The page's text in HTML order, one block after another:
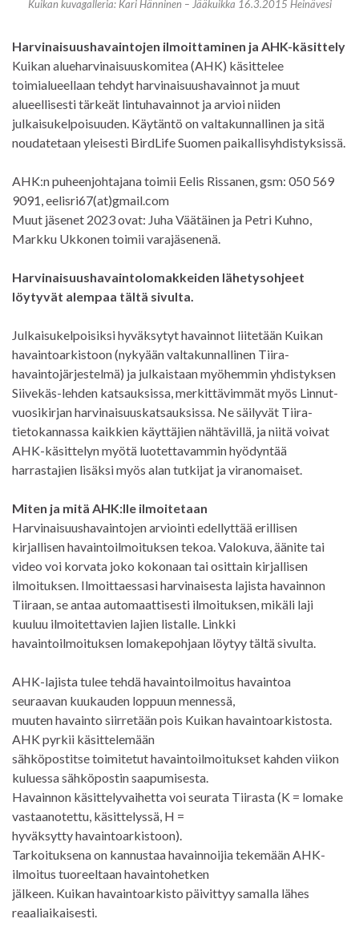
Kuikan kuvagalleria: Kari Hänninen – Jääkuikka 16.3.2015 Heinävesi
Harvinaisuushavaintojen ilmoittaminen ja AHK-käsittely
Kuikan alueharvinaisuuskomitea (AHK) käsittelee
toimialueellaan tehdyt harvinaisuushavainnot ja muut
alueellisesti tärkeät lintuhavainnot ja arvioi niiden
julkaisukelpoisuuden. Käytäntö on valtakunnallinen ja sitä
noudatetaan yleisesti BirdLife Suomen paikallisyhdistyksissä.
AHK:n puheenjohtajana toimii Eelis Rissanen, gsm: 050 569
9091, eelisri67(at)gmail.com
Muut jäsenet 2023 ovat: Juha Väätäinen ja Petri Kuhno,
Markku Ukkonen toimii varajäsenenä.
Harvinaisuushavaintolomakkeiden lähetysohjeet
löytyvät alempaa tältä sivulta.
Julkaisukelpoisiksi hyväksytyt havainnot liitetään Kuikan
havaintoarkistoon (nykyään valtakunnallinen Tiira-
havaintojärjestelmä) ja julkaistaan myöhemmin yhdistyksen
Siivekäs-lehden katsauksissa, merkittävimmät myös Linnut-
vuosikirjan harvinaisuuskatsauksissa. Ne säilyvät Tiira-
tietokannassa kaikkien käyttäjien nähtävillä, ja niitä voivat
AHK-käsittelyn myötä luotettavammin hyödyntää
harrastajien lisäksi myös alan tutkijat ja viranomaiset.
Miten ja mitä AHK:lle ilmoitetaan
Harvinaisuushavaintojen arviointi edellyttää erillisen
kirjallisen havaintoilmoituksen tekoa. Valokuva, äänite tai
video voi korvata joko kokonaan tai osittain kirjallisen
ilmoituksen. Ilmoittaessasi harvinaisesta lajista havainnon
Tiiraan, se antaa automaattisesti ilmoituksen, mikäli laji
kuuluu ilmoitettavien lajien listalle. Linkki
havaintoilmoituksen lomakepohjaan löytyy tältä sivulta.
AHK-lajista tulee tehdä havaintoilmoitus havaintoa
seuraavan kuukauden loppuun mennessä,
muuten havainto siirretään pois Kuikan havaintoarkistosta.
AHK pyrkii käsittelemään
sähköpostitse toimitetut havaintoilmoitukset kahden viikon
kuluessa sähköpostin saapumisesta.
Havainnon käsittelyvaihetta voi seurata Tiirasta (K = lomake
vastaanotettu, käsittelyssä, H =
hyväksytty havaintoarkistoon).
Tarkoituksena on kannustaa havainnoijia tekemään AHK-
ilmoitus tuoreeltaan havaintohetken
jälkeen. Kuikan havaintoarkisto päivittyy samalla lähes
reaaliaikaisesti.